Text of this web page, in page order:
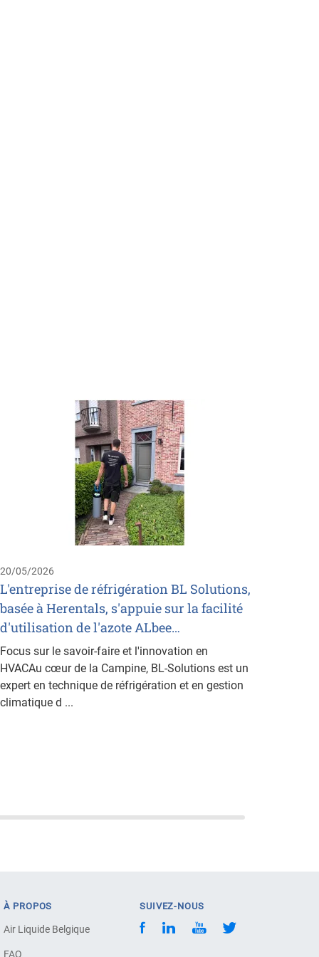
20/05/2026
L'entreprise de réfrigération BL Solutions,
basée à Herentals, s'appuie sur la facilité
d'utilisation de l'azote ALbee…
Focus sur le savoir-faire et l'innovation en
HVACAu cœur de la Campine, BL-Solutions est un
expert en technique de réfrigération et en gestion
climatique d ...
À PROPOS
Air Liquide Belgique
FAQ
SUIVEZ-NOUS